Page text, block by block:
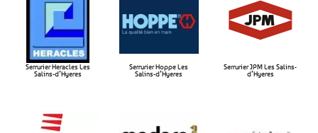
Serrurier Heracles Les
Salins-d’Hyeres​
Serrurier Hoppe Les
Salins-d’Hyeres​
Serrurier JPM Les Salins-
d’Hyeres​